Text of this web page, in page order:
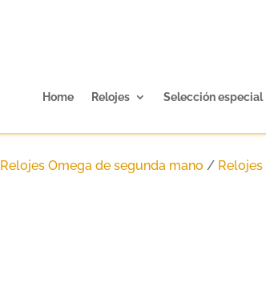
Home Relojes Selección especial
Relojes Omega de segunda mano /